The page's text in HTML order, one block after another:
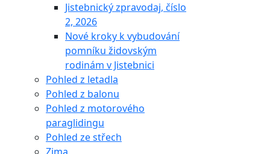
Jistebnický zpravodaj, číslo
2, 2026
Nové kroky k vybudování
pomníku židovským
rodinám v Jistebnici
Pohled z letadla
Pohled z balonu
Pohled z motorového
paraglidingu
Pohled ze střech